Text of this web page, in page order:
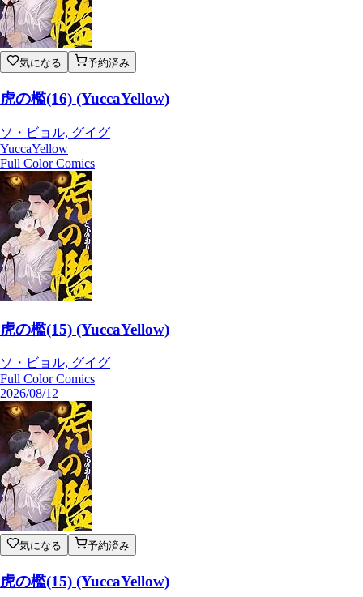
気になる 予約済み
虎の檻(16) (YuccaYellow)
ソ・ビョル, グイグ
YuccaYellow
Full Color Comics
虎の檻(15) (YuccaYellow)
ソ・ビョル, グイグ
Full Color Comics
2026/08/12
気になる 予約済み
虎の檻(15) (YuccaYellow)